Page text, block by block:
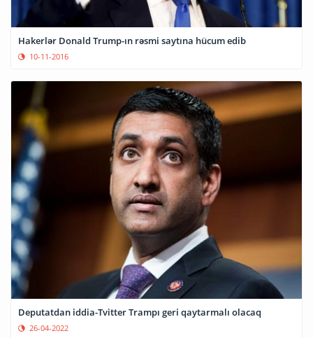
Hakerlər Donald Trump-ın rəsmi saytına hücum edib
10-11-2016
Deputatdan iddia-Tvitter Trampı geri qaytarmalı olacaq
26-04-2022